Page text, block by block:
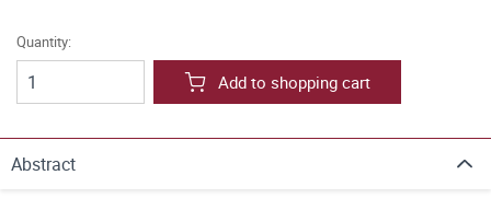
Quantity:
Add to shopping cart
Abstract